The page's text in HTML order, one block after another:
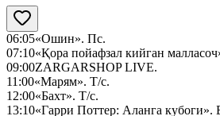
06:05«Ошин». Пс.
07:10«Қора пойафзал кийган
09:00ZARGARSHOP LIVE.
11:00«Марям». Т/с.
12:00«Бахт». Т/с.
13:10«Гарри Поттер: Аланга кубоги».